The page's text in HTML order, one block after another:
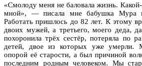
«Смолоду меня не баловала жизнь.
мной», — писала мне бабушка Мура
Работать пришлось до 82 лет. К этому
двоих мужей, а третьего, моего деда,
похоронила трёх сестёр, потеряла по
детей, двое из которых уже
опорой её старости, а был причиной
последним родным человеком. Мы